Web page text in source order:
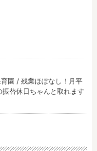
園 / 残業ほぼなし！月平
替休日ちゃんと取れます